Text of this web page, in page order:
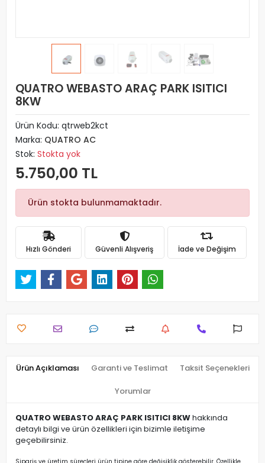
QUATRO WEBASTO ARAÇ PARK ISITICI
8KW
Ürün Kodu: qtrweb2kct
Marka: QUATRO AC
Stok: Stokta yok
5.750,00 TL
Ürün stokta bulunmamaktadır.
Hızlı Gönderi Güvenli Alışveriş İade ve Değişim
Ürün Açıklaması Garanti ve Teslimat Taksit Seçenekleri
Yorumlar
QUATRO WEBASTO ARAÇ PARK ISITICI 8KWhakkında
detaylı bilgi ve ürün özellikleri için bizimle iletişime
geçebilirsiniz.